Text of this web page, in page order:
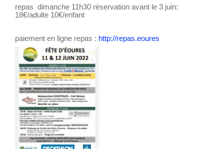
repas dimanche 11h30 réservation avant le 3 juin:
18€/adulte 10€/enfant
paiement en ligne repas : http://repas.eoures